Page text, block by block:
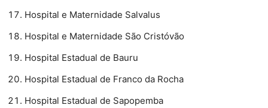
Hospital e Maternidade Salvalus
Hospital e Maternidade São Cristóvão
Hospital Estadual de Bauru
Hospital Estadual de Franco da Rocha
Hospital Estadual de Sapopemba